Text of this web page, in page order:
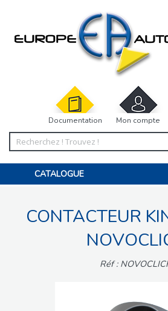
Documentation Mon compte
CATALOGUE
MOTORISATIONS
ACCESSOIRES ET
INTERPHONES
CONTACTEUR
Réf :